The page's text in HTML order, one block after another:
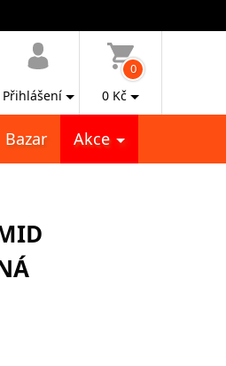
Přihlášení
0
0 Kč
Bazar Akce